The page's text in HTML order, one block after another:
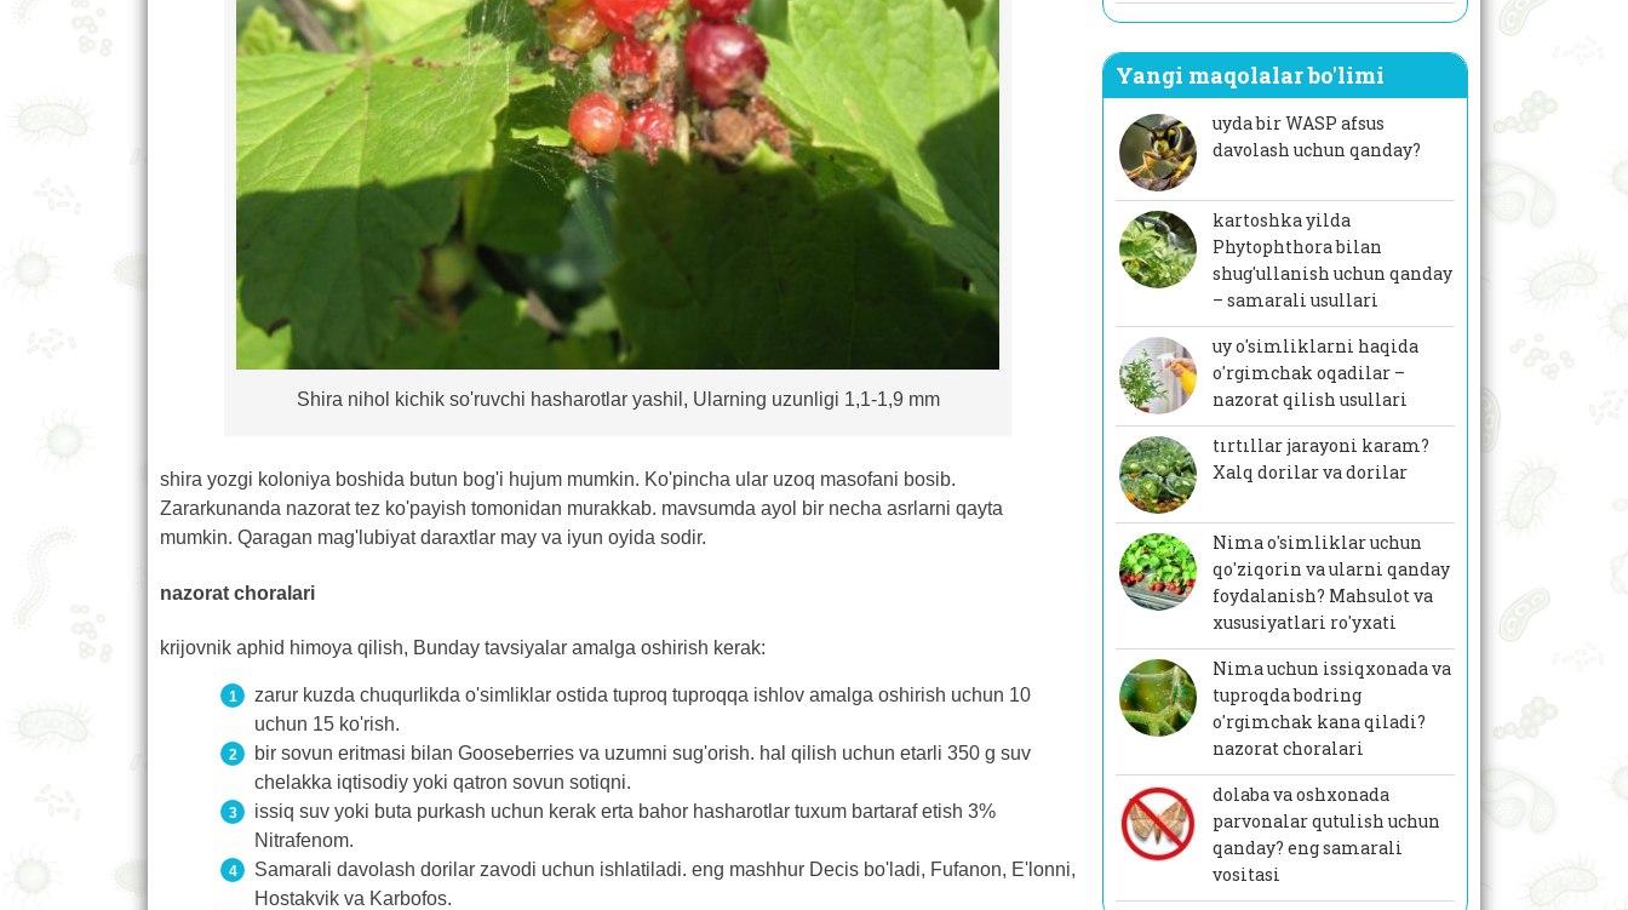
Shira nihol kichik so'ruvchi hasharotlar yashil, Ularning uzunligi 1,1-1,9 mm
shira yozgi koloniya boshida butun bog'i hujum mumkin. Ko'pincha ular uzoq masofani bosib.
Zararkunanda nazorat tez ko'payish tomonidan murakkab. mavsumda ayol bir necha asrlarni qayta
mumkin. Qaragan mag'lubiyat daraxtlar may va iyun oyida sodir.
nazorat choralari
krijovnik aphid himoya qilish, Bunday tavsiyalar amalga oshirish kerak:
zarur kuzda chuqurlikda o'simliklar ostida tuproq tuproqqa ishlov amalga oshirish uchun 10
uchun 15 ko'rish.
bir sovun eritmasi bilan Gooseberries va uzumni sug'orish. hal qilish uchun etarli 350 g suv
chelakka iqtisodiy yoki qatron sovun sotiqni.
issiq suv yoki buta purkash uchun kerak erta bahor hasharotlar tuxum bartaraf etish 3%
Nitrafenom.
Samarali davolash dorilar zavodi uchun ishlatiladi. eng mashhur Decis bo'ladi, Fufanon, E'lonni,
Hostakvik va Karbofos.
Yangi maqolalar bo'limi
uyda bir WASP afsus
davolash uchun qanday?
kartoshka yilda
Phytophthora bilan
shug'ullanish uchun qanday
– samarali usullari
uy o'simliklarni haqida
o'rgimchak oqadilar –
nazorat qilish usullari
tırtıllar jarayoni karam?
Xalq dorilar va dorilar
Nima o'simliklar uchun
qo'ziqorin va ularni qanday
foydalanish? Mahsulot va
xususiyatlari ro'yxati
Nima uchun issiqxonada va
tuproqda bodring
o'rgimchak kana qiladi?
nazorat choralari
dolaba va oshxonada
parvonalar qutulish uchun
qanday? eng samarali
vositasi